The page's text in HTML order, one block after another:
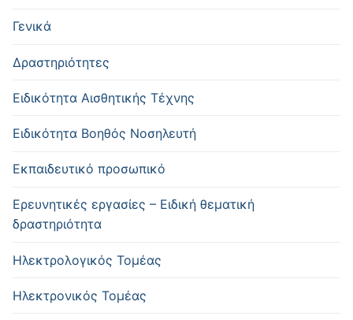
Γενικά
Δραστηριότητες
Ειδικότητα Αισθητικής Τέχνης
Ειδικότητα Βοηθός Νοσηλευτή
Εκπαιδευτικό προσωπικό
Ερευνητικές εργασίες – Ειδική θεματική
δραστηριότητα
Ηλεκτρολογικός Τομέας
Ηλεκτρονικός Τομέας